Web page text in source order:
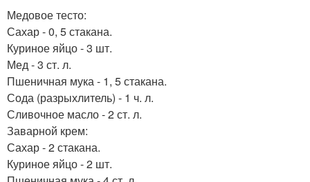
Торт в домашних
условиях
Торт с желатином
Медовое тесто:
Сахар - 0, 5 стакана.
Куриное яйцо - 3 шт.
Мед - 3 ст. л.
Пшеничная мука - 1, 5 стакана.
Сода (разрыхлитель) - 1 ч. л.
Сливочное масло - 2 ст. л.
Заварной крем:
Сахар - 2 стакана.
Куриное яйцо - 2 шт.